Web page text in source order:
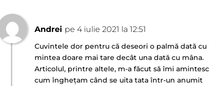
Andrei pe 4 iulie 2021 la 12:51
Cuvintele dor pentru că deseori o palmă dată cu
mintea doare mai tare decât una dată cu mâna.
Articolul, printre altele, m-a făcut să îmi amintesc
cum înghețam când se uita tata într-un anumit